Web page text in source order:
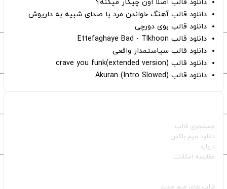
دانلود قالب اصلا اون چیکار میکنه؟
دانلود قالب آهنگ خواندن مرد با صدای شبیه به داریوش
دانلود قالب بوی دورچی
دانلود قالب Ettefaghaye Bad - Tlkhoon
دانلود قالب سیاستمدار واقعی
دانلود قالب crave you funk(extended version)
دانلود قالب (Intro Slowed) Akuran
جستجوی قالب
دانلود میم باکس
درباره
مقایسه امکانات
قالب‌ های میم جدید